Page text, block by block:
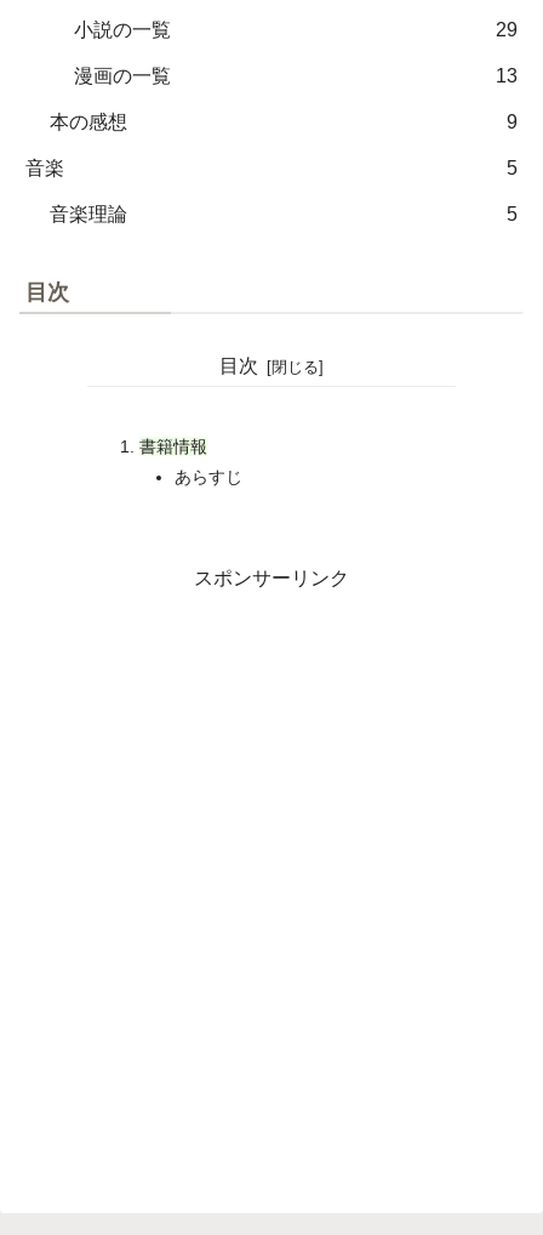
小説の一覧 29
漫画の一覧 13
本の感想 9
音楽 5
音楽理論 5
目次
目次
書籍情報
あらすじ
スポンサーリンク